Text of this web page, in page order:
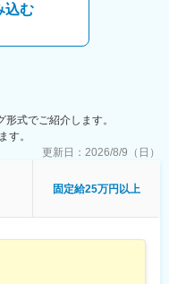
る社員も多数います。
込む
式でご紹介します。
す。
更新日： 2026/8/9（日）
固定給25万円以上